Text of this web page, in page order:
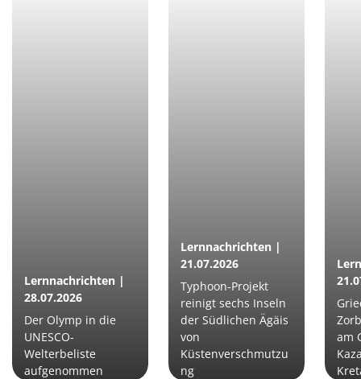
Lernnachrichten |
28.07.2026
Der Olymp in die
UNESCO-
Welterbeliste
aufgenommen
Lernnachrichten |
21.07.2026
Typhoon-Projekt
reinigt sechs Inseln
der Südlichen Ägäis
von
Küstenverschmutzu
ng
am